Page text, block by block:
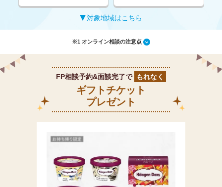
対象地域はこちら
※1 オンライン相談の注意点
FP相談予約&面談完了で もれなく
ギフトチケット
プレゼント